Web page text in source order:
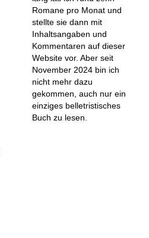
Romane pro Monat und
stellte sie dann mit
Inhaltsangaben und
Kommentaren auf dieser
Website vor. Aber seit
November 2024 bin ich
nicht mehr dazu
gekommen, auch nur ein
einziges belletristisches
Buch zu lesen.